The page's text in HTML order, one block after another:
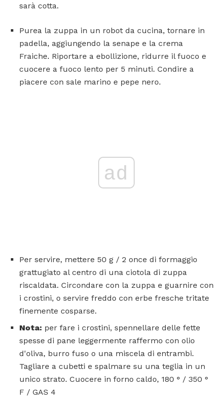
sarà cotta.
Purea la zuppa in un robot da cucina, tornare in
padella, aggiungendo la senape e la crema
Fraiche. Riportare a ebollizione, ridurre il fuoco e
cuocere a fuoco lento per 5 minuti. Condire a
piacere con sale marino e pepe nero.
ad
Per servire, mettere 50 g / 2 once di formaggio
grattugiato al centro di una ciotola di zuppa
riscaldata. Circondare con la zuppa e guarnire con
i crostini, o servire freddo con erbe fresche tritate
finemente cosparse.
Nota: per fare i crostini, spennellare delle fette
spesse di pane leggermente raffermo con olio
d'oliva, burro fuso o una miscela di entrambi.
Tagliare a cubetti e spalmare su una teglia in un
unico strato. Cuocere in forno caldo, 180 ° / 350 °
F / GAS 4